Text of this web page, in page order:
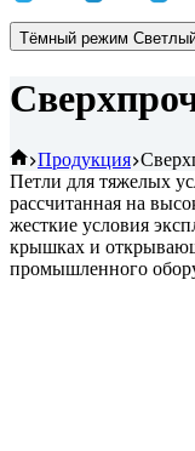
Тёмный режим
Главная
Продукция
Петли для тяжелых
рассчитанная на
жесткие условия
крышках и
промышленного